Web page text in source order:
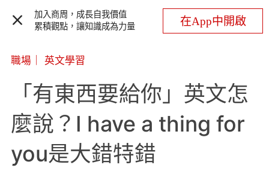
加入商周，成長自我價值
累積觀點，讓知識成為力量
在App中開啟
職場 英文學習
「有東西要給你」英文怎
麼說？I have a thing for
you是大錯特錯